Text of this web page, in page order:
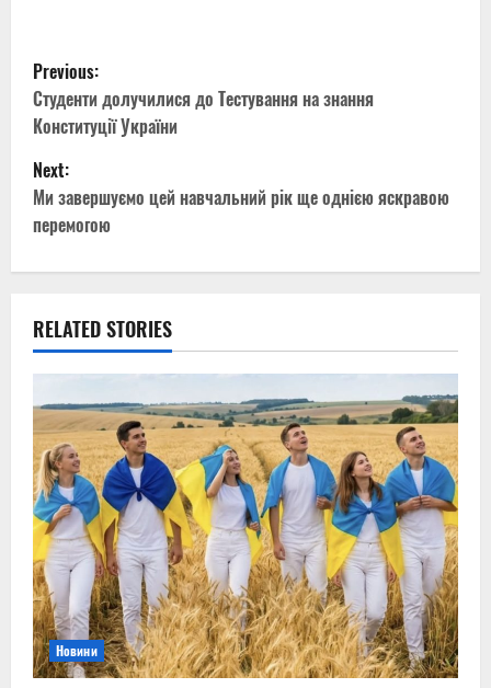
P
o
s
t
n
v
i
g
a
t
i
o
n
Previous:
Студенти долучилися до Тестування на знання
Конституції України
Next:
Ми завершуємо цей навчальний рік ще однією яскравою
перемогою
RELATED STORIES
Новини